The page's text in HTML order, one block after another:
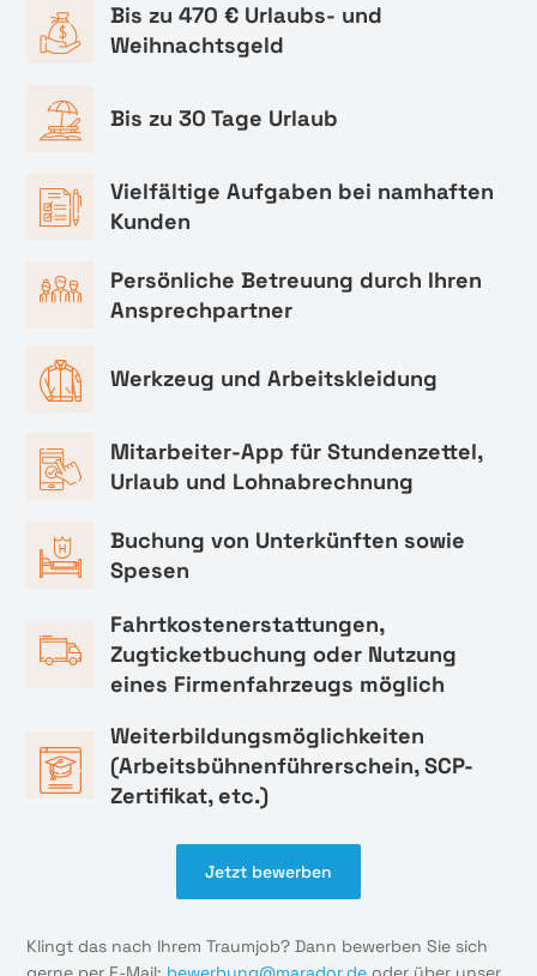
Bis zu 470 € Urlaubs- und
Weihnachtsgeld
Bis zu 30 Tage Urlaub
Vielfältige Aufgaben bei namhaften
Kunden
Persönliche Betreuung durch Ihren
Ansprechpartner
Werkzeug und Arbeitskleidung
Mitarbeiter-App für Stundenzettel,
Urlaub und Lohnabrechnung
Buchung von Unterkünften sowie
Spesen
Fahrtkostenerstattungen,
Zugticketbuchung oder Nutzung
eines Firmenfahrzeugs möglich
Weiterbildungsmöglichkeiten
(Arbeitsbühnenführerschein, SCP-
Zertifikat, etc.)
Jetzt bewerben
Klingt das nach Ihrem Traumjob? Dann bewerben Sie sich